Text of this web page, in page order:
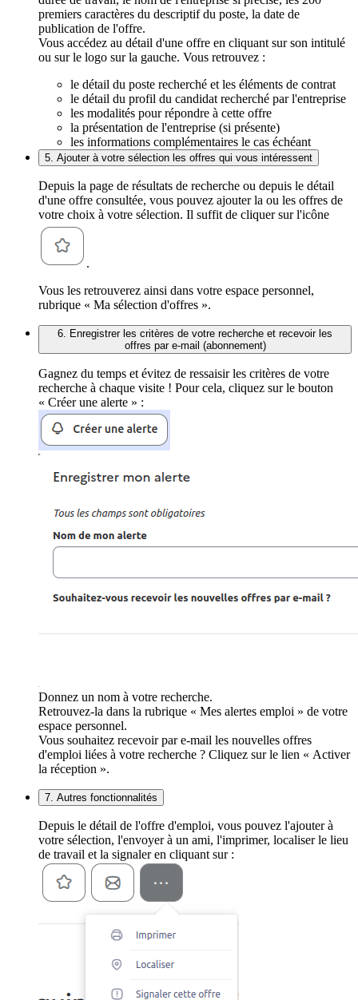
premiers caractères du descriptif du poste, la date de
publication de l'offre.
Vous accédez au détail d'une offre en cliquant sur son intitulé
ou sur le logo sur la gauche. Vous retrouvez :
le détail du poste recherché et les éléments de contrat
le détail du profil du candidat recherché par l'entreprise
les modalités pour répondre à cette offre
la présentation de l'entreprise (si présente)
les informations complémentaires le cas échéant
5. Ajouter à votre sélection les offres qui vous intéressent
Depuis la page de résultats de recherche ou depuis le détail
d'une offre consultée, vous pouvez ajouter la ou les offres de
votre choix à votre sélection. Il suffit de cliquer sur l'icône
.
Vous les retrouverez ainsi dans votre espace personnel,
rubrique « Ma sélection d'offres ».
6. Enregistrer les critères de votre recherche et recevoir les
offres par e-mail (abonnement)
Gagnez du temps et évitez de ressaisir les critères de votre
recherche à chaque visite ! Pour cela, cliquez sur le bouton
« Créer une alerte » :
Donnez un nom à votre recherche.
Retrouvez-la dans la rubrique « Mes alertes emploi » de votre
espace personnel.
Vous souhaitez recevoir par e-mail les nouvelles offres
d'emploi liées à votre recherche ? Cliquez sur le lien « Activer
la réception ».
7. Autres fonctionnalités
Depuis le détail de l'offre d'emploi, vous pouvez l'ajouter à
votre sélection, l'envoyer à un ami, l'imprimer, localiser le lieu
de travail et la signaler en cliquant sur :